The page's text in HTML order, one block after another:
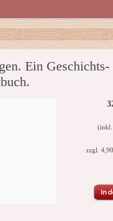
Ein Geschichts-
(inkl.
zzgl.